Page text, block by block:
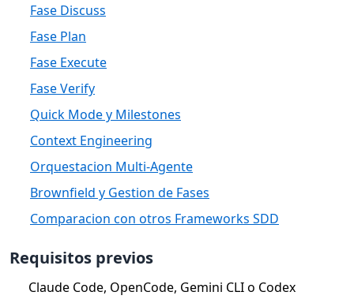
Fase Discuss
Fase Plan
Fase Execute
Fase Verify
Quick Mode y Milestones
Context Engineering
Orquestacion Multi-Agente
Brownfield y Gestion de Fases
Comparacion con otros Frameworks SDD
Requisitos previos
Claude Code, OpenCode, Gemini CLI o Codex